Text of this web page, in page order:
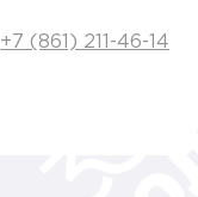
+7 (861) 211-46-14